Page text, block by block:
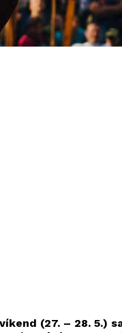
(27. – 28.